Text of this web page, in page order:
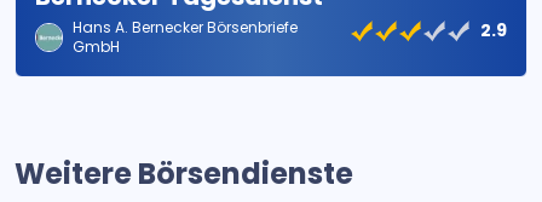
Hans A. Bernecker Börsenbriefe
GmbH
2.9
Weitere Börsendienste